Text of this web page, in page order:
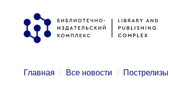
Перейти
основному
Главная Все новости Пострелизы